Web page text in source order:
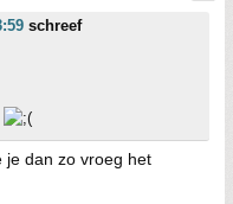
schreef
je dan zo vroeg het